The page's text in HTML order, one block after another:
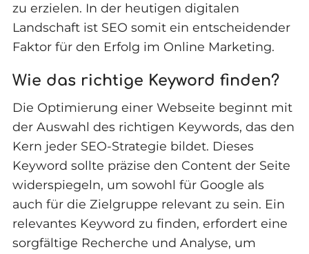
zu erzielen. In der heutigen digitalen
Landschaft ist SEO somit ein entscheidender
Faktor für den Erfolg im Online Marketing.
Wie das richtige Keyword finden?
Die Optimierung einer Webseite beginnt mit
der Auswahl des richtigen Keywords, das den
Kern jeder SEO-Strategie bildet. Dieses
Keyword sollte präzise den Content der Seite
widerspiegeln, um sowohl für Google als
auch für die Zielgruppe relevant zu sein. Ein
relevantes Keyword zu finden, erfordert eine
sorgfältige Recherche und Analyse, um